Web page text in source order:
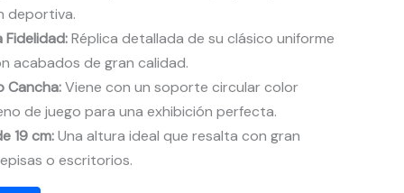
deportiva.
Réplica detallada de su clásico uniforme
acabados de gran calidad.
Cancha:Viene con un soporte circular color
de juego para una exhibición perfecta.
19 cm:Una altura ideal que resalta con gran
o escritorios.